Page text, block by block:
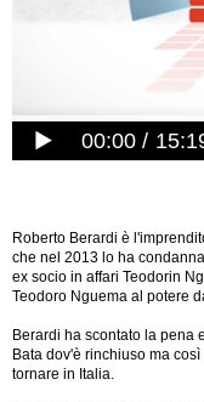
00:00
Roberto Berardi è
che nel 2013 lo ha
ex socio in affari Teodorin
Teodoro Nguema al potere
Berardi ha scontato la pena
Bata dov'è rinchiuso ma
tornare in Italia.